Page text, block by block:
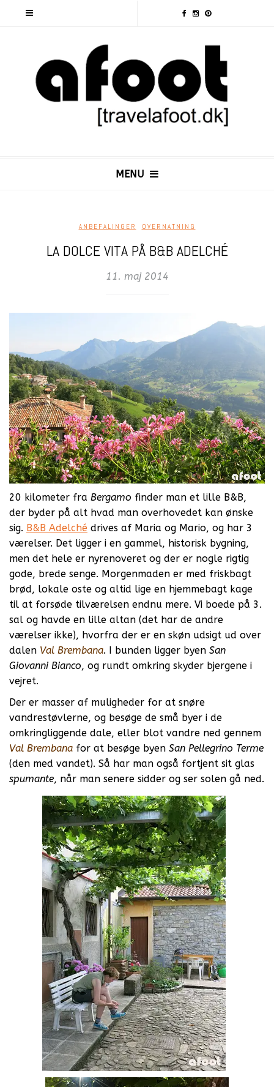
MENU
ANBEFALINGER OVERNATNING
LA DOLCE VITA PÅ B&B ADELCHÉ
11. maj 2014
20 kilometer fra Bergamo finder man et lille B&B,
der byder på alt hvad man overhovedet kan ønske
sig. B&B Adelché drives af Maria og Mario, og har 3
værelser. Det ligger i en gammel, historisk bygning,
men det hele er nyrenoveret og der er nogle rigtig
gode, brede senge. Morgenmaden er med friskbagt
brød, lokale oste og altid lige en hjemmebagt kage
til at forsøde tilværelsen endnu mere. Vi boede på 3.
sal og havde en lille altan (det har de andre
værelser ikke), hvorfra der er en skøn udsigt ud over
dalen Val Brembana. I bunden ligger byen San
Giovanni Bianco, og rundt omkring skyder bjergene i
vejret.
Der er masser af muligheder for at snøre
vandrestøvlerne, og besøge de små byer i de
omkringliggende dale, eller blot vandre ned gennem
Val Brembana for at besøge byen San Pellegrino Terme
(den med vandet). Så har man også fortjent sit glas
spumante, når man senere sidder og ser solen gå ned.